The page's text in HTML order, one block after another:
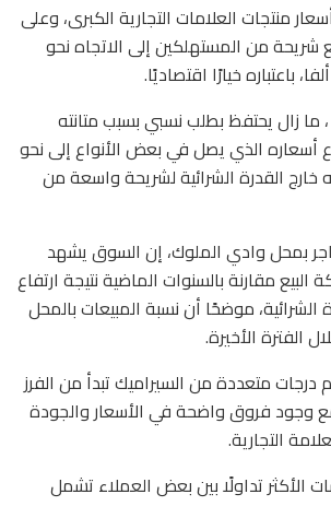
منتجات العلامات التجارية الكبرى، وعلى
شريحة من المستهلكين إلى الاتجاه نحو
باعتباره خيارًا اقتصاديًا.
ما زال يحتفظ بطلب نسبي بسبب متانته
أسعاره الذي يصل في بعض الأنواع إلى نحو
خارج القدرة الشرائية لشريحة واسعة من
بمحل وادي الملوك، إن السوق يشهد
مقارنة بالسنوات الماضية نتيجة ارتفاع
الشرائية، موضحًا أن نسبة المبيعات بالمحل
متعددة من السيراميك تبدأ من الفرز
مع وجود فروق واضحة في الأسعار والجودة
التجارية.
الأكثر تداولًا بين بعض العملاء تشمل